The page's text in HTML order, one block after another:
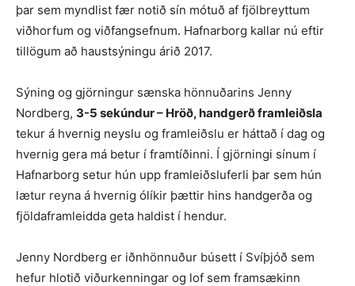
þar sem myndlist fær notið sín mótuð af fjölbreyttum
viðhorfum og viðfangsefnum. Hafnarborg kallar nú eftir
tillögum að haustsýningu árið 2017.
Sýning og gjörningur sænska hönnuðarins Jenny
Nordberg, 3-5 sekúndur – Hröð, handgerð framleiðsla
tekur á hvernig neyslu og framleiðslu er háttað í dag og
hvernig gera má betur í framtíðinni. Í gjörningi sínum í
Hafnarborg setur hún upp framleiðsluferli þar sem hún
lætur reyna á hvernig ólíkir þættir hins handgerða og
fjöldaframleidda geta haldist í hendur.
Jenny Nordberg er iðnhönnuður búsett í Svíþjóð sem
hefur hlotið viðurkenningar og lof sem framsækinn